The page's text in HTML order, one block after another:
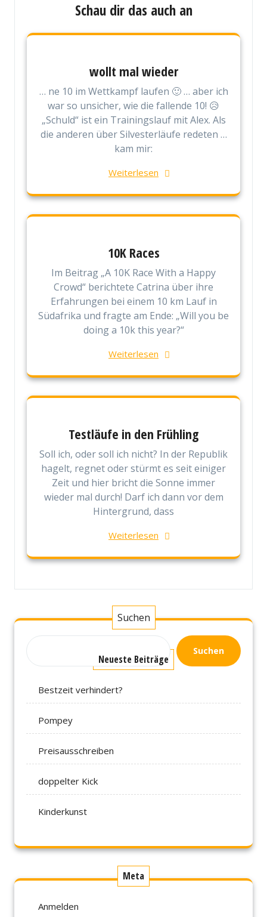
Schau dir das auch an
wollt mal wieder
… ne 10 im Wettkampf laufen 🙂 … aber ich
war so unsicher, wie die fallende 10! 😥
„Schuld“ ist ein Trainingslauf mit Alex. Als
die anderen über Silvesterläufe redeten …
kam mir:
Weiterlesen
10K Races
Im Beitrag „A 10K Race With a Happy
Crowd“ berichtete Catrina über ihre
Erfahrungen bei einem 10 km Lauf in
Südafrika und fragte am Ende: „Will you be
doing a 10k this year?“
Weiterlesen
Testläufe in den Frühling
Soll ich, oder soll ich nicht? In der Republik
hagelt, regnet oder stürmt es seit einiger
Zeit und hier bricht die Sonne immer
wieder mal durch! Darf ich dann vor dem
Hintergrund, dass
Weiterlesen
Suchen
Suchen
Neueste Beiträge
Bestzeit verhindert?
Pompey
Preisausschreiben
doppelter Kick
Kinderkunst
Meta
Anmelden